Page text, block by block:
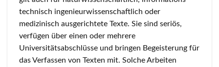
technisch ingenieurwissenschaftlich oder
medizinisch ausgerichtete Texte. Sie sind seriös,
verfügen über einen oder mehrere
Universitätsabschlüsse und bringen Begeisterung für
das Verfassen von Texten mit. Solche Arbeiten